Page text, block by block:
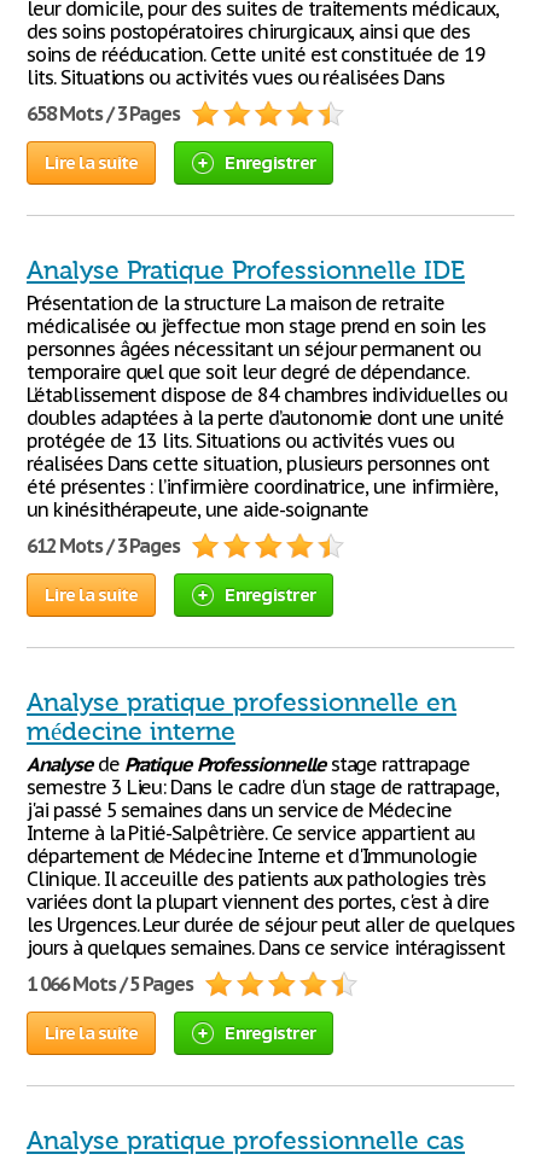
leur domicile, pour des suites de traitements médicaux,
des soins postopératoires chirurgicaux, ainsi que des
soins de rééducation. Cette unité est constituée de 19
lits. Situations ou activités vues ou réalisées Dans
658 Mots / 3 Pages
Lire la suite Enregistrer
Analyse Pratique Professionnelle IDE
Présentation de la structure La maison de retraite
médicalisée ou j’effectue mon stage prend en soin les
personnes âgées nécessitant un séjour permanent ou
temporaire quel que soit leur degré de dépendance.
L’établissement dispose de 84 chambres individuelles ou
doubles adaptées à la perte d’autonomie dont une unité
protégée de 13 lits. Situations ou activités vues ou
réalisées Dans cette situation, plusieurs personnes ont
été présentes : l’infirmière coordinatrice, une infirmière,
un kinésithérapeute, une aide-soignante
612 Mots / 3 Pages
Lire la suite Enregistrer
Analyse pratique professionnelle en
médecine interne
Analysede Pratique Professionnellestage rattrapage
semestre 3 Lieu: Dans le cadre d'un stage de rattrapage,
j'ai passé 5 semaines dans un service de Médecine
Interne à la Pitié-Salpêtrière. Ce service appartient au
département de Médecine Interne et d'Immunologie
Clinique. Il acceuille des patients aux pathologies très
variées dont la plupart viennent des portes, c'est à dire
les Urgences. Leur durée de séjour peut aller de quelques
jours à quelques semaines. Dans ce service intéragissent
1 066 Mots / 5 Pages
Lire la suite Enregistrer
Analyse pratique professionnelle cas